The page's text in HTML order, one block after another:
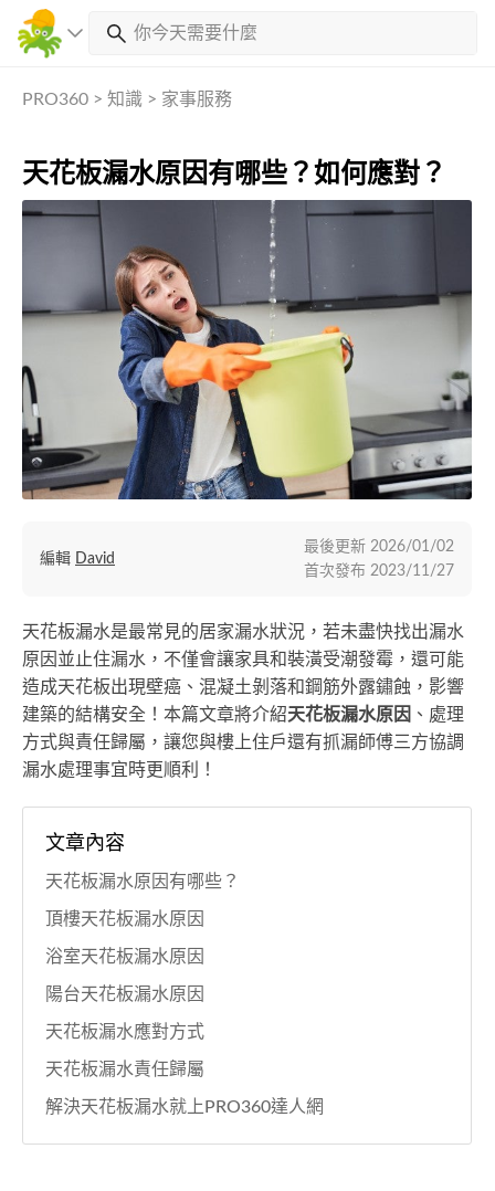
PRO360 > 知識 > 家事服務
天花板漏水原因有哪些？如何應對？
天花板漏水是最常見的居家漏水狀況，若未盡快找出漏水
原因並止住漏水，不僅會讓家具和裝潢受潮發霉，還可能
造成天花板出現壁癌、混凝土剝落和鋼筋外露鏽蝕，影響
建築的結構安全！本篇文章將介紹天花板漏水原因 、處理
方式與責任歸屬，讓您與樓上住戶還有抓漏師傅三方協調
漏水處理事宜時更順利！
編輯 David
最後更新 2026/01/02
首次發布 2023/11/27
文章內容
天花板漏水原因有哪些？
頂樓天花板漏水原因
浴室天花板漏水原因
陽台天花板漏水原因
天花板漏水應對方式
天花板漏水責任歸屬
解決天花板漏水就上PRO360達人網